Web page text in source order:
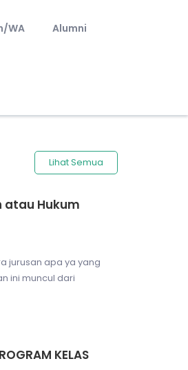
WA Alumni
Lihat Semua
atau Hukum
jurusan apa ya yang
ini muncul dari
KELAS